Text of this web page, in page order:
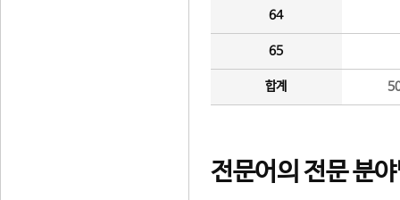
64
65
합계
전문어의 전문 분